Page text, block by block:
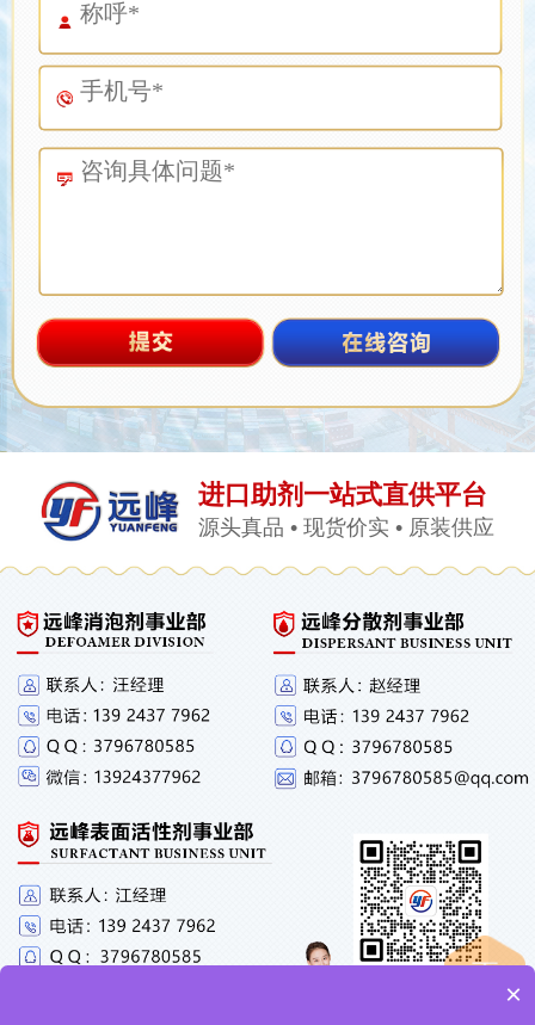
进口助剂一站式直供平台
源头真品 • 现货价实 • 原装供应
×